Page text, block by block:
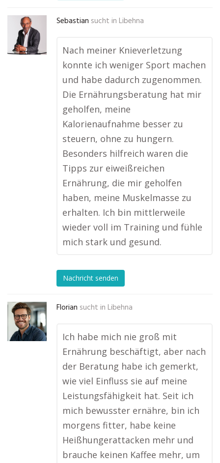
Sebastian sucht in Libehna
Nach meiner Knieverletzung
konnte ich weniger Sport machen
und habe dadurch zugenommen.
Die Ernährungsberatung hat mir
geholfen, meine
Kalorienaufnahme besser zu
steuern, ohne zu hungern.
Besonders hilfreich waren die
Tipps zur eiweißreichen
Ernährung, die mir geholfen
haben, meine Muskelmasse zu
erhalten. Ich bin mittlerweile
wieder voll im Training und fühle
mich stark und gesund.
Nachricht senden
Florian sucht in Libehna
Ich habe mich nie groß mit
Ernährung beschäftigt, aber nach
der Beratung habe ich gemerkt,
wie viel Einfluss sie auf meine
Leistungsfähigkeit hat. Seit ich
mich bewusster ernähre, bin ich
morgens fitter, habe keine
Heißhungerattacken mehr und
brauche keinen Kaffee mehr, um